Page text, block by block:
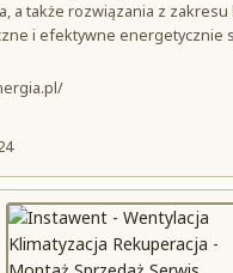
a także rozwiązania z
i efektywne energetycznie